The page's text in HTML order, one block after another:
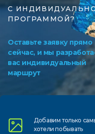
С
ПРОГРАММОЙ?
Оставьте заявку прямо
сейчас, и мы
вас индивидуальный
маршрут
Добавим только
хотели побывать